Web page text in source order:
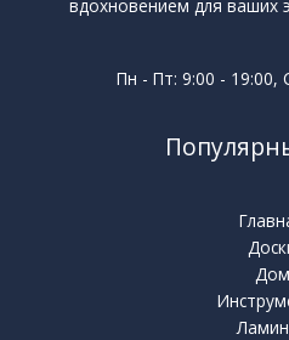
вдохновением для ваших
Пн - Пт: 9:00 - 19:00,
Дом